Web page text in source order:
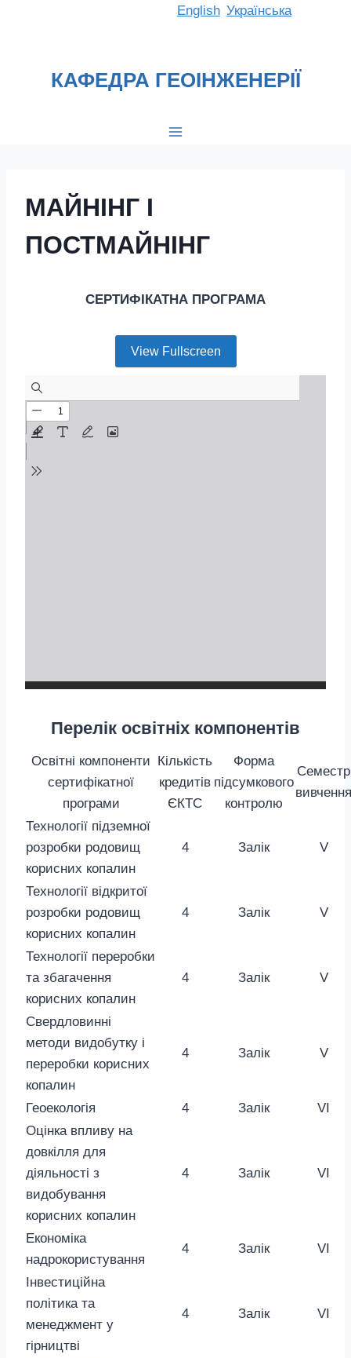
English Українська
КАФЕДРА ГЕОІНЖЕНЕРІЇ
МАЙНІНГ І
ПОСТМАЙНІНГ
СЕРТИФІКАТНА ПРОГРАМА
View Fullscreen
Перелік освітніх компонентів
Освітні компоненти
сертифікатної
програми
Кількість
кредитів
ЄКТС
Форма
підсумкового
контролю
Семестр
вивчення
Технології підземної
розробки родовищ
корисних копалин
4 Залік V
Технології відкритої
розробки родовищ
корисних копалин
4 Залік V
Технології переробки
та збагачення
корисних копалин
4 Залік V
Свердловинні
методи видобутку і
переробки корисних
копалин
4 Залік V
Геоекологія 4 Залік
VI
Оцінка впливу на
довкілля для
діяльності з
видобування
корисних копалин
4 Залік VI
Економіка
надрокористування
4 Залік VI
Інвестиційна
політика та
менеджмент у
гірництві
4 Залік VI